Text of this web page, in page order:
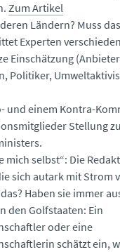
Zum Artikel
Ländern? Muss
Experten
Einschätzung
Politiker,
und einem Kontra-
Stellung
mich selbst“: Die
sich autark mit Strom
Haben sie immer
den Golfstaaten: Ein
oder eine
schätzt ein,